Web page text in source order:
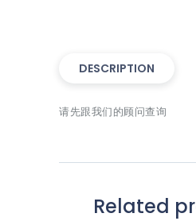
DESCRIPTION
请先跟我们的顾问查询
Related